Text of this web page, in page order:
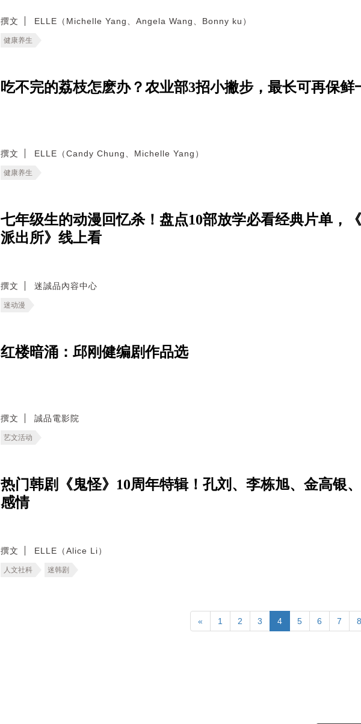
撰文 ELLE（Michelle Yang、Angela Wang、Bonny ku）
健康养生
吃不完的荔枝怎麽办？农业部3招小撇步，最长可再保鲜
撰文 ELLE（Candy Chung、Michelle Yang）
健康养生
七年级生的动漫回忆杀！盘点10部放学必看经典片单，
派出所》线上看
撰文 迷誠品內容中心
迷动漫
红楼暗涌：邱刚健编剧作品选
撰文 誠品電影院
艺文活动
热门韩剧《鬼怪》10周年特辑！孔刘、李栋旭、金高银
感情
撰文 ELLE（Alice Li）
人文社科 迷韩剧
« 1 2 3 4 5 6 7 8